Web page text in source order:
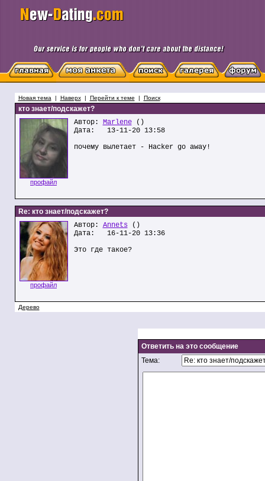
Новая тема | Наверх| Перейти к теме | Поиск
кто знает/подскажет?
профайл
Автор: Marlene()
Дата: 13-11-20 13:58
почему вылетает - Hacker go away!
Re: кто знает/подскажет?
профайл
Автор: Annets()
Дата: 16-11-20 13:36
Это где такое?
Дерево
Ответить на это сообщение
Тема: